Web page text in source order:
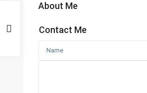
About Me
Contact Me